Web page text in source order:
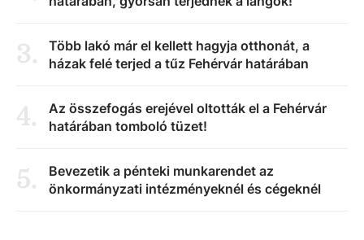
3.
Több lakó már el kellett hagyja otthonát, a
házak felé terjed a tűz Fehérvár határában
4.
Az összefogás erejével oltották el a Fehérvár
határában tomboló tüzet!
5.
Bevezetik a pénteki munkarendet az
önkormányzati intézményeknél és cégeknél